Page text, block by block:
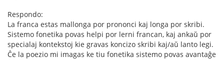
Respondo:
La franca estas mallonga por prononci kaj longa por skribi.
Sistemo fonetika povas helpi por lerni francan, kaj ankaŭ por
specialaj kontekstoj kie gravas koncizo skribi kaj/aŭ lanto legi.
Ĉe la poezio mi imagas ke tiu fonetika sistemo povas avantaĝe